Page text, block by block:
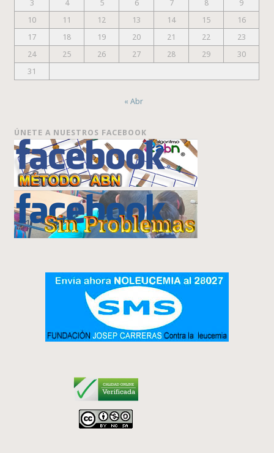
3
4 5 6 7 8
9
10
11 12 13 14 15
16
17
18 19 20 21 22
23
24
25 26 27 28 29
30
31
« Abr
ÚNETE A NUESTROS FACEBOOK